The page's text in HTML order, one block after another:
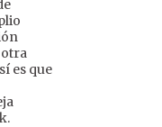
otra
es que